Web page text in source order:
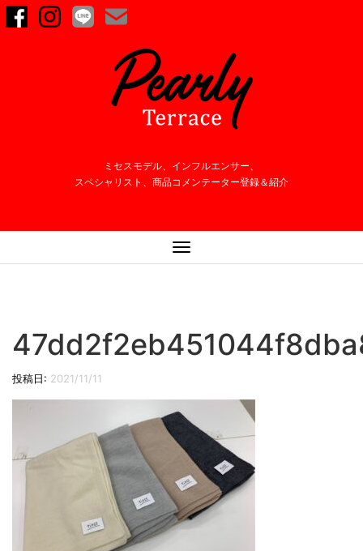
ミセスモデル、インフルエンサー、
スペシャリスト、商品コメンテーター登録＆紹介
ナ
ビ
ョ
ン
替
投稿日: 2021/11/11